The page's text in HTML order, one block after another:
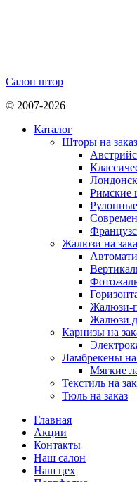
Салон штор
© 2007-2026
Каталог
Шторы на заказ
Римские
Жалюзи на
Жалюзи-
Жалюзи
Карнизы на
Ламбрекены на
Мягкие
Текстиль на
Тюль на заказ
Главная
Акции
Контакты
Наш салон
Наш цех